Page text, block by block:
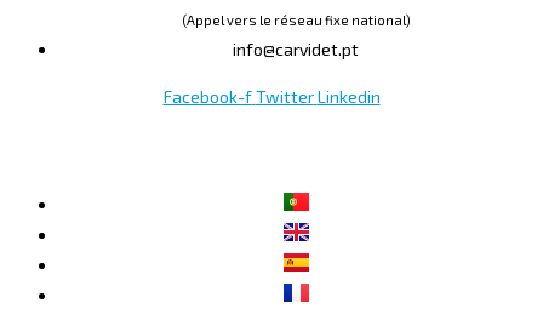
(Appel vers le réseau fixe national)
info@carvidet.pt
Facebook-f Twitter Linkedin